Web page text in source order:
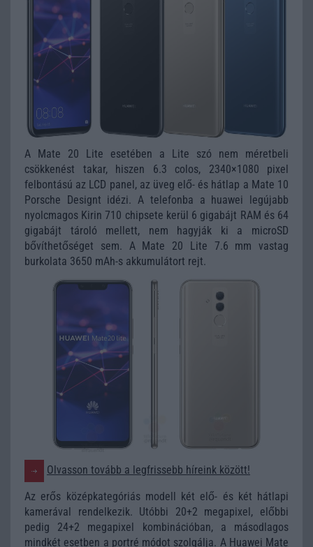
A Mate 20 Lite esetében a Lite szó nem méretbeli
csökkenést takar, hiszen 6.3 colos, 2340×1080 pixel
felbontású az LCD panel, az üveg elő- és hátlap a Mate 10
Porsche Designt idézi. A telefonba a huawei legújabb
nyolcmagos Kirin 710 chipsete kerül 6 gigabájt RAM és 64
gigabájt tároló mellett, nem hagyják ki a microSD
bővíthetőséget sem. A Mate 20 Lite 7.6 mm vastag
burkolata 3650 mAh-s akkumulátort rejt.
Olvasson tovább a legfrissebb híreink között!
Az erős középkategóriás modell két elő- és két hátlapi
kamerával rendelkezik. Utóbbi 20+2 megapixel, előbbi
pedig 24+2 megapixel kombinációban, a másodlagos
mindkét esetben a portré módot szolgálja. A Huawei Mate